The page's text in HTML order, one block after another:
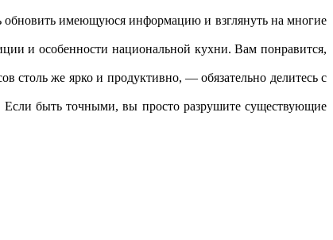
имеющуюся информацию и взглянуть на многие
и особенности национальной кухни. Вам понравится,
столь же ярко и продуктивно, — обязательно делитесь с
Если быть точными, вы просто разрушите существующие